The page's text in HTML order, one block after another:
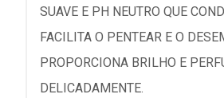
SUAVE E PH NEUTRO QUE
FACILITA O PENTEAR E O
PROPORCIONA BRILHO E
DELICADAMENTE.